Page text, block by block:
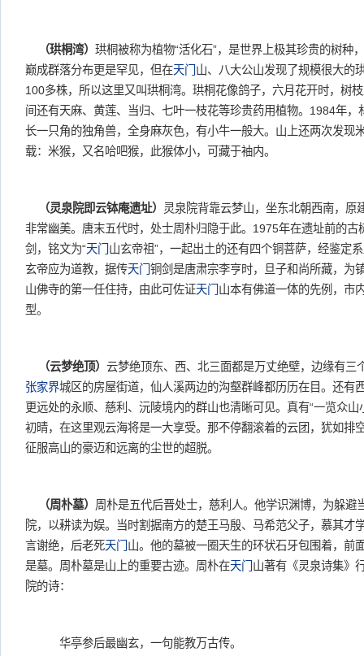
（珙桐湾） 珙桐被称为植物“活化石”，是世界上极其珍贵的树种
巅成群落分布更是罕见，但在天门 山、八大公山发现了规模很大的
100多株，所以这里又叫珙桐湾。珙桐花像鸽子，六月花开时，树
间还有天麻、黄莲、当归、七叶一枝花等珍贵药用植物。1984年
长一只角的独角兽，全身麻灰色，有小牛一般大。山上还两次发现
载：米猴，又名哈吧猴，此猴体小，可藏于袖内。
（灵泉院即云钵庵遗址） 灵泉院背靠云梦山，坐东北朝西南，原
非常幽美。唐末五代时，处士周朴归隐于此。1975年在遗址前的古
剑，铭文为“天门 山玄帝祖”，一起出土的还有四个铜菩萨，经鉴定
玄帝应为道教，据传天门 铜剑是唐肃宗李亨时，旦子和尚所藏，为
山佛寺的第一任住持，由此可佐证天门 山本有佛道一体的先例，市
型。
（云梦绝顶） 云梦绝顶东、西、北三面都是万丈绝壁，边缘有三
张家界城区的房屋街道，仙人溪两边的沟壑群峰都历历在目。还有
更远处的永顺、慈利、沅陵境内的群山也清晰可见。真有“一览众山
初晴，在这里观云海将是一大享受。那不停翻滚着的云团，犹如排
征服高山的豪迈和远离的尘世的超脱。
（周朴墓） 周朴是五代后晋处士，慈利人。他学识渊博，为躲避
院，以耕读为娱。当时割据南方的楚王马殷、马希范父子，慕其才
言谢绝，后老死天门 山。他的墓被一圈天生的环状石牙包围着，前
是墓。周朴墓是山上的重要古迹。周朴在天门 山著有《灵泉诗集》
院的诗：
华亭参后最幽玄，一句能教万古传。